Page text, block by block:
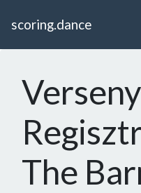
scoring.dance
Verseny
The